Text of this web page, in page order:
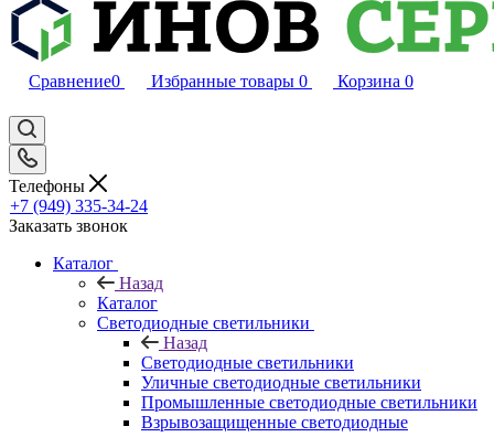
Сравнение0 Избранные товары 0 Корзина 0
Телефоны
+7 (949) 335-34-24
Заказать звонок
Каталог
Назад
Каталог
Светодиодные светильники
Назад
Светодиодные светильники
Уличные светодиодные светильники
Промышленные светодиодные светильники
Взрывозащищенные светодиодные